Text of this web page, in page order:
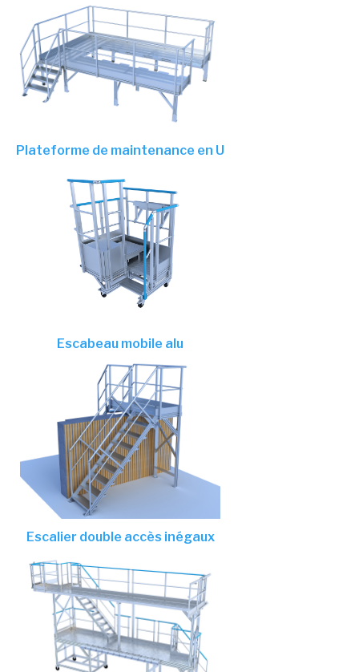
Plateforme de maintenance en U
Escabeau mobile alu
Escalier double accès inégaux